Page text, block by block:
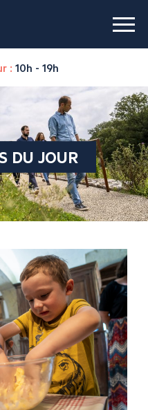
: 10h - 19h
DU JOUR